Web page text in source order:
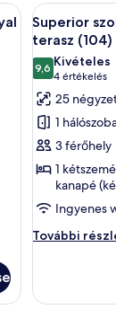
két külön
A
következő
szoba
összes
képének
Superior
szoba
vagy
két
külön
(104)
15
Superior
terasz (104)
9,610-ből 9,6
Kivételes
4 értékelés
(4
értékelés)
25
1
3 férőhely
1
kanapé
Ingyenes
További
Superior
két